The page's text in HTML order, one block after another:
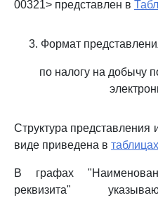
00321> представлен в
3. Формат
по налогу на добычу
Структура
виде приведена в
В графах
реквизита"